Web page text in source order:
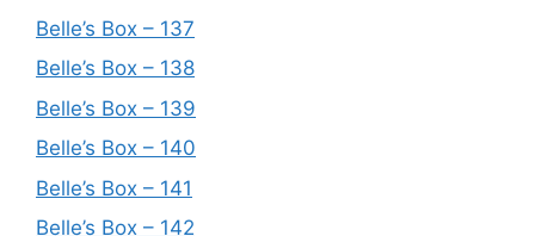
Belle’s Box – 137
Belle’s Box – 138
Belle’s Box – 139
Belle’s Box – 140
Belle’s Box – 141
Belle’s Box – 142